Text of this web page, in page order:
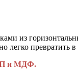
из
легко
и МДФ.